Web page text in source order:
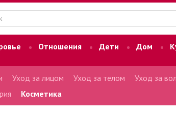
Отношения Дети Дом
Уход за лицом Уход за телом Уход за
Косметика